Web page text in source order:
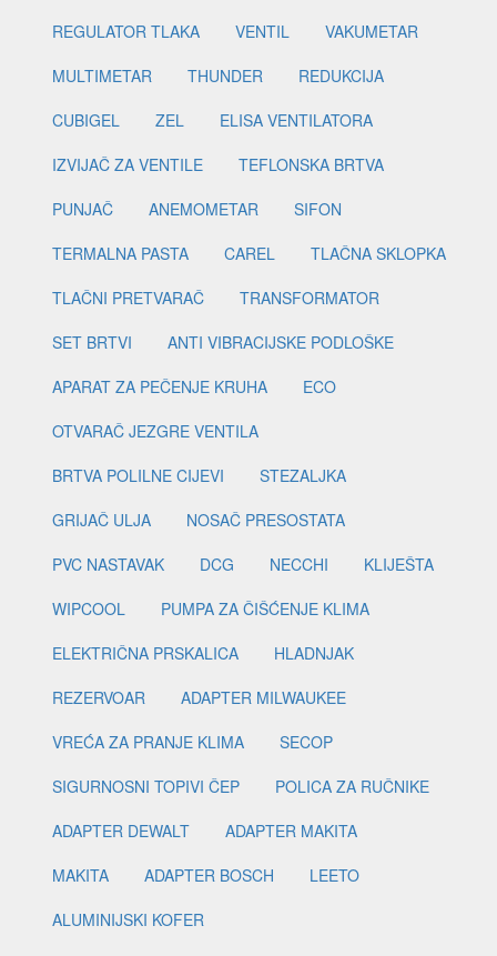
REGULATOR TLAKA
VENTIL
VAKUMETAR
MULTIMETAR
THUNDER
REDUKCIJA
CUBIGEL
ZEL
ELISA VENTILATORA
IZVIJAČ ZA VENTILE
TEFLONSKA BRTVA
PUNJAČ
ANEMOMETAR
SIFON
TERMALNA PASTA
CAREL
TLAČNA SKLOPKA
TLAČNI PRETVARAČ
TRANSFORMATOR
SET BRTVI
ANTI VIBRACIJSKE PODLOŠKE
APARAT ZA PEČENJE KRUHA
ECO
OTVARAČ JEZGRE VENTILA
BRTVA POLILNE CIJEVI
STEZALJKA
GRIJAČ ULJA
NOSAČ PRESOSTATA
PVC NASTAVAK
DCG NECCHI
KLIJEŠTA
WIPCOOL
PUMPA ZA ČIŠĆENJE KLIMA
ELEKTRIČNA PRSKALICA
HLADNJAK
REZERVOAR
ADAPTER MILWAUKEE
VREĆA ZA PRANJE KLIMA
SECOP
SIGURNOSNI TOPIVI ČEP
POLICA ZA RUČNIKE
ADAPTER DEWALT
ADAPTER MAKITA
MAKITA
ADAPTER BOSCH
LEETO
ALUMINIJSKI KOFER